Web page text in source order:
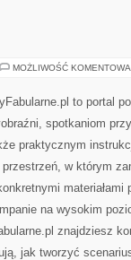
MOŻLIWOŚĆ
to portal
spotkaniom
praktycznym
przestrzeń, w którym
materiałami
na wysokim
znajdziesz
jak tworzyć